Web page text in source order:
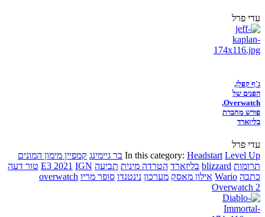
עדי פרל
ג'ף קפלן,
הפנים של
Overwatch,
פורש מחברת
בליזארד
עדי פרל
In this category: Headstart Level Up בר גיימינג קמפיין מימון המונים
תרומות blizzard בליזארד הטרדה מינית תביעה E3 2021 IGN
טור דעה
כתבה Wario אילון מאסק מערכון נינטנדו סופר מריו overwatch
Overwatch 2